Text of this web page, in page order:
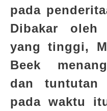
pada
Dibakar oleh
yang tinggi,
Beek
dan tuntutan
pada waktu